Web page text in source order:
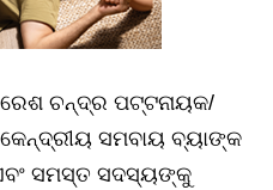
ଚନ୍ଦ୍ର ପଟ୍ଟନାୟକ/
ସମବାୟ ବ୍ୟାଙ୍କ
ସମସ୍ତ ସଦସ୍ୟଙ୍କୁ